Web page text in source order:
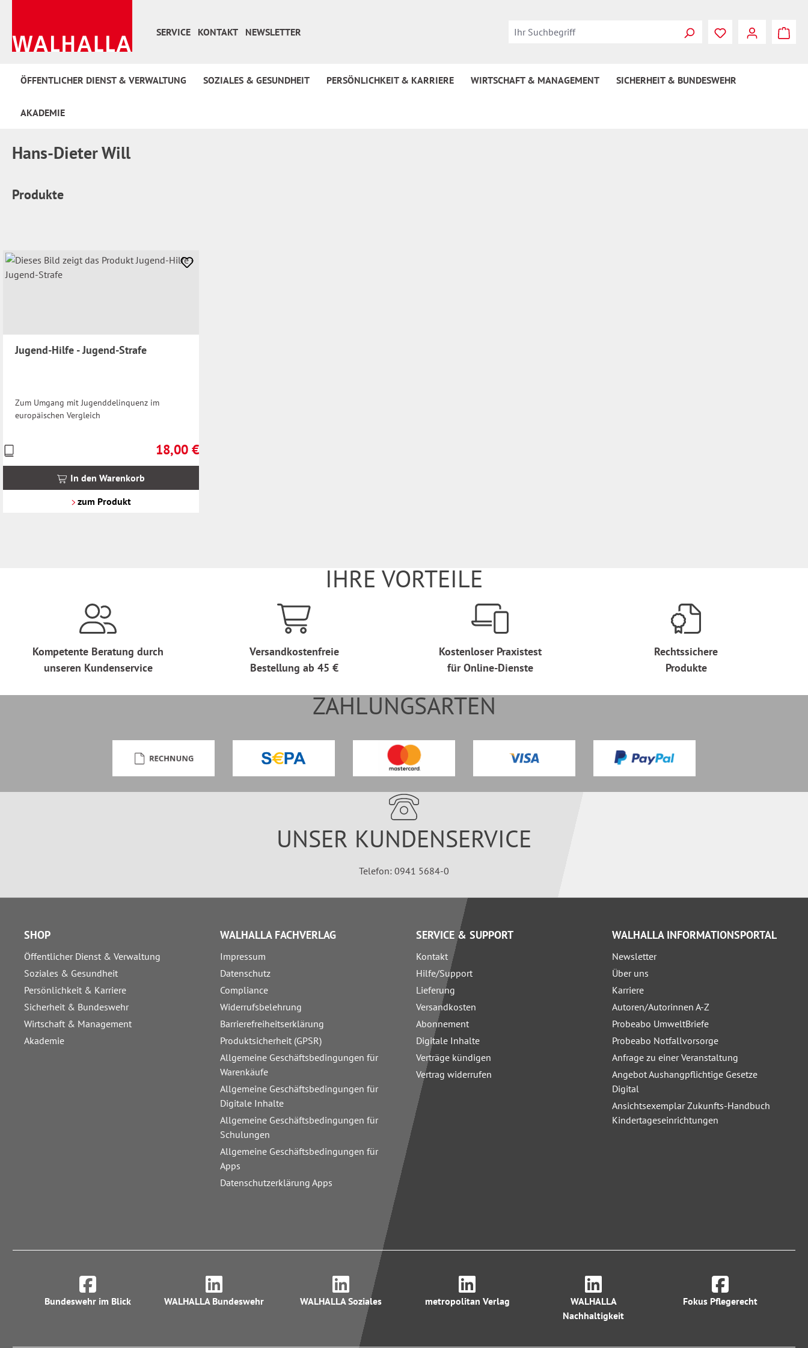
SERVICE
KONTAKT NEWSLETTER Du hast 0
ÖFFENTLICHER DIENST & VERWALTUNG SOZIALES & GESUNDHEIT PERSÖNLICHKEIT & KARRIERE WIRTSCHAFT & MANAGEMENT SICHERHEIT & BUNDESWEHR
AKADEMIE
Hans-Dieter Will
Produkte
Jugend-Hilfe - Jugend-Strafe
Zum Umgang mit Jugenddelinquenz im
europäischen Vergleich
Regulärer Preis:
18,00 €
Preise
inkl.
In den Warenkorb
zum Produkt
IHRE VORTEILE
Kompetente Beratung durch
unseren Kundenservice
Versandkostenfreie
Bestellung ab 45 €
Kostenloser Praxistest
für Online-Dienste
Rechtssichere
Produkte
ZAHLUNGSARTEN
UNSER KUNDENSERVICE
Telefon: 0941 5684-0
SHOP
Öffentlicher Dienst & Verwaltung
Soziales & Gesundheit
Persönlichkeit & Karriere
Sicherheit & Bundeswehr
Wirtschaft & Management
Akademie
WALHALLA FACHVERLAG
Impressum
Datenschutz
Compliance
Widerrufsbelehrung
Barrierefreiheitserklärung
Produktsicherheit (GPSR)
Allgemeine Geschäftsbedingungen für
Warenkäufe
Allgemeine Geschäftsbedingungen für
Digitale Inhalte
Allgemeine Geschäftsbedingungen für
Schulungen
Allgemeine Geschäftsbedingungen für
Apps
Datenschutzerklärung Apps
SERVICE & SUPPORT
Kontakt
Hilfe/Support
Lieferung
Versandkosten
Abonnement
Digitale Inhalte
Verträge kündigen
Vertrag widerrufen
WALHALLA INFORMATIONSPORTAL
Newsletter
Über uns
Karriere
Autoren/Autorinnen A-Z
Probeabo UmweltBriefe
Probeabo Notfallvorsorge
Anfrage zu einer Veranstaltung
Angebot Aushangpflichtige Gesetze
Digital
Ansichtsexemplar Zukunfts-Handbuch
Kindertageseinrichtungen
Bundeswehr im Blick WALHALLA Bundeswehr WALHALLA Soziales metropolitan Verlag
WALHALLA
Nachhaltigkeit
Fokus Pflegerecht